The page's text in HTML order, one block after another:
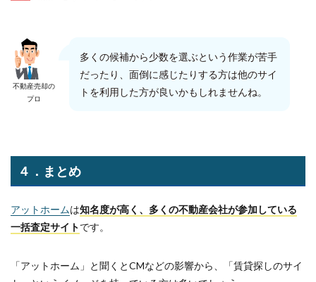
不動産売却の
プロ
多くの候補から少数を選ぶという作業が苦手
だったり、面倒に感じたりする方は他のサイ
トを利用した方が良いかもしれませんね。
４．まとめ
アットホームは知名度が高く、多くの不動産会社が参加している
一括査定サイトです。
「アットホーム」と聞くとCMなどの影響から、「賃貸探しのサイ